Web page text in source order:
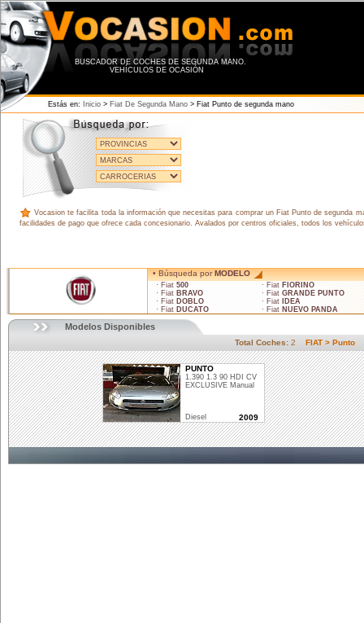
BUSCADOR DE COCHES DE SEGUNDA MANO.
VEHÍCULOS DE OCASIÓN
Estás en: Inicio > Fiat De Segunda Mano > Fiat Punto de segunda mano
Vocasion te facilita toda la información que necesitas para comprar un Fiat Punto de segunda
facilidades de pago que ofrece cada concesionario. Avalados por centros oficiales, todos los
• Búsqueda porMODELO
· Fiat 500
· Fiat BRAVO
· Fiat DOBLO
· Fiat DUCATO
· Fiat FIORINO
· Fiat GRANDE PUNTO
· Fiat
IDEA
· Fiat NUEVO PANDA
Modelos Disponibles
Total Coches:2FIAT > Punto
PUNTO
1.390 1.3 90 HDI CV
EXCLUSIVE Manual
Diesel 2009